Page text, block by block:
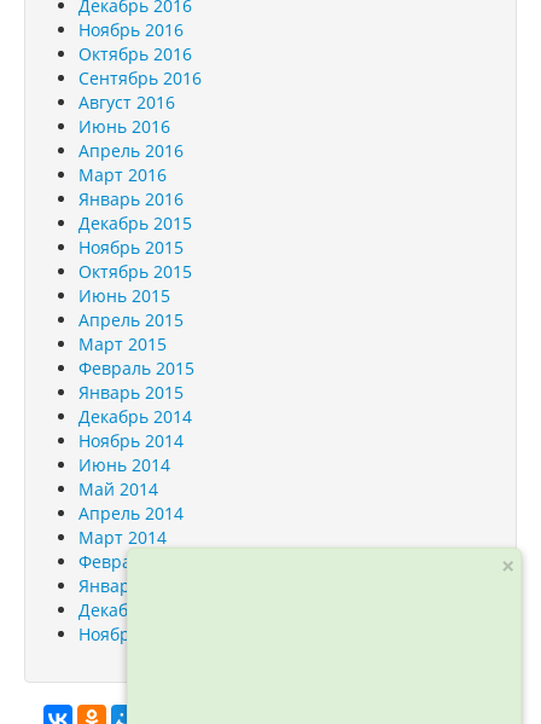
Декабрь 2016
Ноябрь 2016
Октябрь 2016
Сентябрь 2016
Август 2016
Июнь 2016
Апрель 2016
Март 2016
Январь 2016
Декабрь 2015
Ноябрь 2015
Октябрь 2015
Июнь 2015
Апрель 2015
Март 2015
Февраль 2015
Январь 2015
Декабрь 2014
Ноябрь 2014
Июнь 2014
Май 2014
Апрель 2014
Март 2014
Февраль 2014
Январь 2014
Декабрь 2013
Ноябрь 2013
×